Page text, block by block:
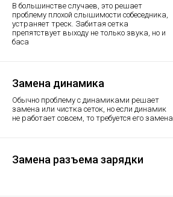
В большинстве случаев, это решает
проблему плохой слышимости собеседника,
устраняет треск. Забитая сетка
препятствует выходу не только звука, но и
баса
Замена динамика
Обычно проблему с динамиками решает
замена или чистка сеток, но если динамик
не работает совсем, то требуется его замена
Замена разъема зарядки